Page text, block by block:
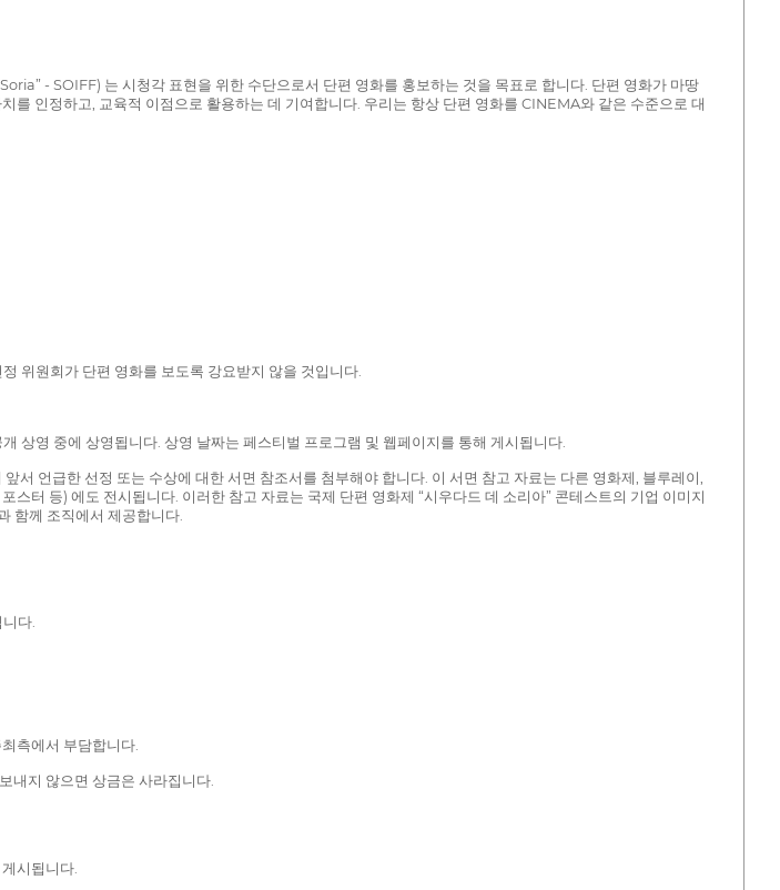
- SOIFF) 는 시청각 표현을 위한 수단으로서 단편 영화를 홍보하는 것을 목표로 합니다. 단편 영화가 마땅
인정하고, 교육적 이점으로 활용하는 데 기여합니다. 우리는 항상 단편 영화를 CINEMA와 같은 수준으로 대
위원회가 단편 영화를 보도록 강요받지 않을 것입니다.
상영 중에 상영됩니다. 상영 날짜는 페스티벌 프로그램 및 웹페이지를 통해 게시됩니다.
서 언급한 선정 또는 수상에 대한 서면 참조서를 첨부해야 합니다. 이 서면 참고 자료는 다른 영화제, 블루레이,
터 등) 에도 전시됩니다. 이러한 참고 자료는 국제 단편 영화제 “시우다드 데 소리아” 콘테스트의 기업 이미지
함께 조직에서 제공합니다.
다.
측에서 부담합니다.
내지 않으면 상금은 사라집니다.
시됩니다.